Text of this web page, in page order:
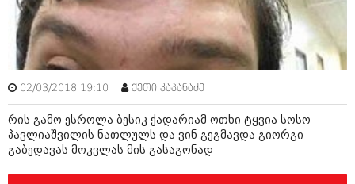
პოლიტიკა
ინტერვიუები
ამბები
საზოგადოება
მოდი, ვილაპარაკოთ
ამბები
საზოგადოება
მოდი, ვილაპარაკოთ
მოდა + დიზაინი
რელიგია
02/03/2018 19:10 ქეთი კაპანაძე
რის გამო ესროლა ბესიკ ქადარიამ ოთხი ტყვია სოსო
პავლიაშვილის ნათლულს და ვინ გეგმავდა გიორგი
გაბედავას მოკვლას მის გასაგონად